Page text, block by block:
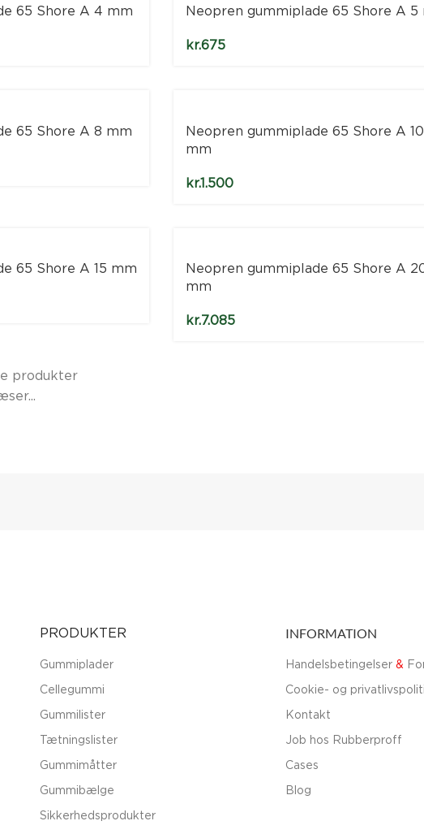
65 Shore A 4 mm Neopren gummiplade 65 Shore A 5
kr.675
65 Shore A 8 mm
Neopren gummiplade 65 Shore A 10
mm
kr.1.500
65 Shore A 15 mm
Neopren gummiplade 65 Shore A
mm
kr.7.085
produkter
PRODUKTER
Gummiplader
Cellegummi
Gummilister
Tætningslister
Gummimåtter
Gummibælge
Sikkerhedsprodukter
INFORMATION
Handelsbetingelser&
Cookie- og
Kontakt
Job hos Rubberproff
Cases
Blog